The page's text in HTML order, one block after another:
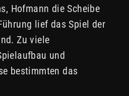
Hofmann die Scheibe
lief das Spiel der
Zu viele
und
bestimmten das